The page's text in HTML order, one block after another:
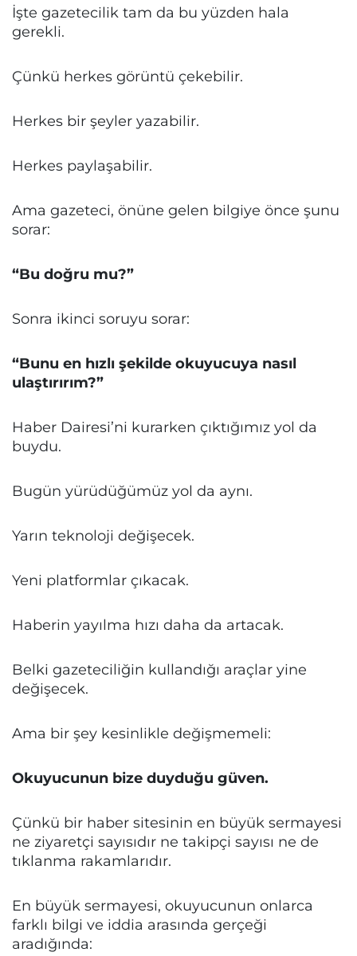
İşte gazetecilik tam da bu yüzden hala
gerekli.
Çünkü herkes görüntü çekebilir.
Herkes bir şeyler yazabilir.
Herkes paylaşabilir.
Ama gazeteci, önüne gelen bilgiye önce şunu
sorar:
“Bu doğru mu?”
Sonra ikinci soruyu sorar:
“Bunu en hızlı şekilde okuyucuya nasıl
ulaştırırım?”
Haber Dairesi’ni kurarken çıktığımız yol da
buydu.
Bugün yürüdüğümüz yol da aynı.
Yarın teknoloji değişecek.
Yeni platformlar çıkacak.
Haberin yayılma hızı daha da artacak.
Belki gazeteciliğin kullandığı araçlar yine
değişecek.
Ama bir şey kesinlikle değişmemeli:
Okuyucunun bize duyduğu güven.
Çünkü bir haber sitesinin en büyük sermayesi
ne ziyaretçi sayısıdır ne takipçi sayısı ne de
tıklanma rakamlarıdır.
En büyük sermayesi, okuyucunun onlarca
farklı bilgi ve iddia arasında gerçeği
aradığında: